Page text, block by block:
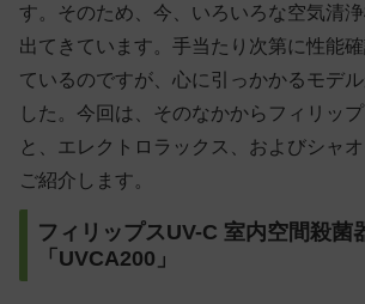
す。そのため、今、いろいろな空気清
出てきています。手当たり次第に性能
ているのですが、心に引っかかるモデ
した。今回は、そのなかからフィリッ
と、エレクトロラックス、およびシャ
ご紹介します。
フィリップスUV-C 室内空間殺菌
「UVCA200」